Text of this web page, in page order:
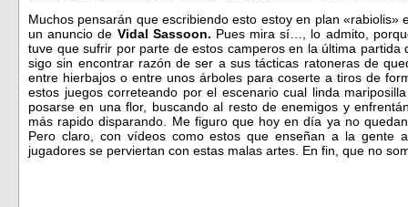
Muchos pensarán que escribiendo esto estoy en plan
un anuncio de Vidal Sassoon. Pues mira sí…, lo admito,
tuve que sufrir por parte de estos camperos en la última
sigo sin encontrar razón de ser a sus tácticas ratoneras de
entre hierbajos o entre unos árboles para coserte a tiros de
estos juegos correteando por el escenario cual linda
posarse en una flor, buscando al resto de enemigos y
más rapido disparando. Me figuro que hoy en día ya no
Pero claro, con vídeos como estos que enseñan a la gente
jugadores se perviertan con estas malas artes. En fin, que no